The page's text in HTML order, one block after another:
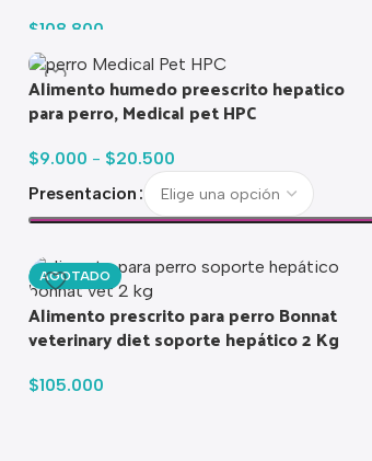
$108.800
Alimento humedo preescrito hepatico
para perro, Medical pet HPC
$9.000 - $20.500
Presentacion
AGOTADO
Alimento prescrito para perro Bonnat
veterinary diet soporte hepático 2 Kg
$105.000